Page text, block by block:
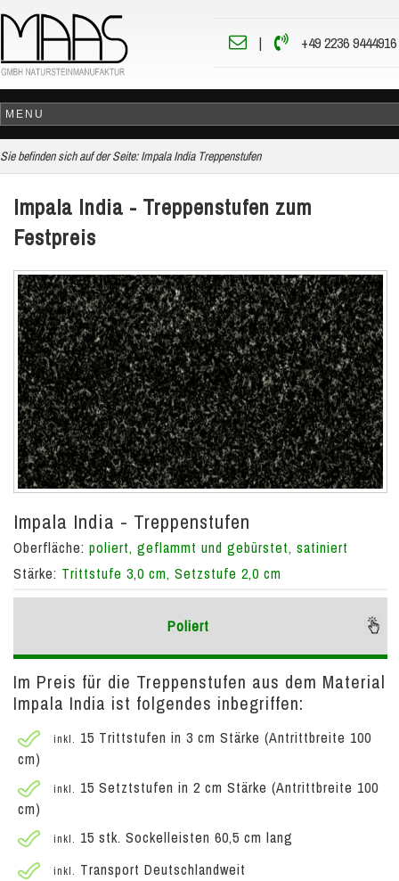
| +49 2236 9444916
Sie befinden sich auf der Seite: Impala India Treppenstufen
Impala India - Treppenstufen zum
Festpreis
Impala India - Treppenstufen
Oberfläche: poliert, geflammt und gebürstet, satiniert
Stärke: Trittstufe 3,0 cm, Setzstufe 2,0 cm
Poliert
Im Preis für die Treppenstufen aus dem Material
Impala India ist folgendes inbegriffen:
inkl. 15 Trittstufen in 3 cm Stärke (Antrittbreite 100
cm)
inkl. 15 Setztstufen in 2 cm Stärke (Antrittbreite 100
cm)
inkl. 15 stk. Sockelleisten 60,5 cm lang
inkl. Transport Deutschlandweit